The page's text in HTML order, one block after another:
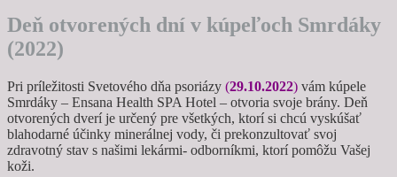
Deň otvorených dní v kúpeľoch Smrdáky
(2022)
Pri príležitosti Svetového dňa psoriázy (29.10.2022) vám kúpele
Smrdáky – Ensana Health SPA Hotel – otvoria svoje brány. Deň
otvorených dverí je určený pre všetkých, ktorí si chcú vyskúšať
blahodarné účinky minerálnej vody, či prekonzultovať svoj
zdravotný stav s našimi lekármi- odborníkmi, ktorí pomôžu Vašej
koži.